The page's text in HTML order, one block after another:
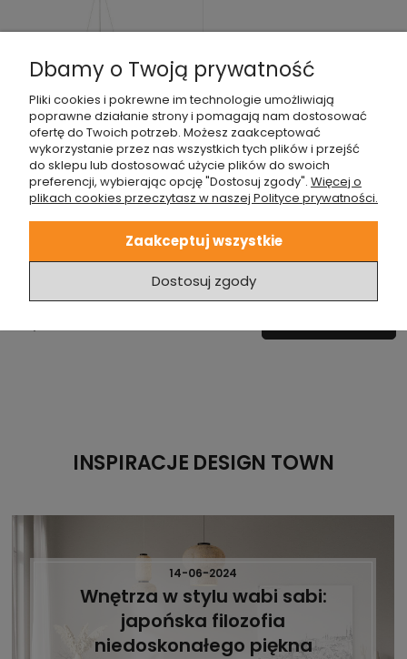
LAMPA WISZĄCA CIRCLE
SPOT 74 ZŁOTA SATYNA
799,00 zł
1 2 3
INSPIRACJE DESIGN TOWN
14-06-2024
Wnętrza w stylu wabi sabi:
japońska filozofia
niedoskonałego piękna
Dbamy o Twoją prywatność
Pliki cookies i pokrewne im technologie umożliwiają
poprawne działanie strony i pomagają nam dostosować
ofertę do Twoich potrzeb. Możesz zaakceptować
wykorzystanie przez nas wszystkich tych plików i przejść
do sklepu lub dostosować użycie plików do swoich
preferencji, wybierając opcję "Dostosuj zgody". Więcej o
plikach cookies przeczytasz w naszej Polityce prywatności.
Dostosuj zgody
Zaakceptuj wszystkie